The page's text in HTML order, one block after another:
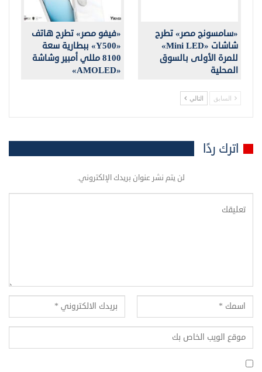
«سامسونج مصر» تطرح
شاشات «Mini LED»
للمرة الأولى بالسوق
المحلية
«فيفو مصر» تطرح هاتف
«Y500» ببطارية سعة
8100 مللي أمبير وشاشة
«AMOLED»
السابق التالي
اترك ردًا
لن يتم نشر عنوان بريدك الإلكتروني.